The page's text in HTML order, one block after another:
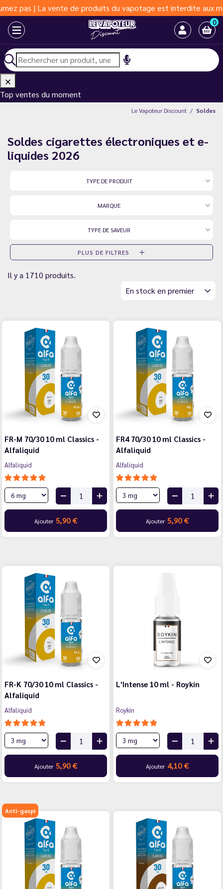
du vapotage est interdite aux moins de 18 ans |
0
Top ventes du moment
Le Vapoteur Discount Soldes
Soldes cigarettes électroniques et e-
liquides 2026
TYPE DE PRODUIT
MARQUE
TYPE DE SAVEUR
PLUS DE FILTRES
Il y a 1710 produits.
En stock en premier
FR-M 70/30 10 ml Classics -
Alfaliquid
Alfaliquid
Ajouter 5,90 €
FR4 70/30 10 ml Classics -
Alfaliquid
Alfaliquid
Ajouter 5,90 €
FR-K 70/30 10 ml Classics -
Alfaliquid
Alfaliquid
Ajouter 5,90 €
L'Intense 10 ml - Roykin
Roykin
Ajouter 4,10 €
Anti-gaspi